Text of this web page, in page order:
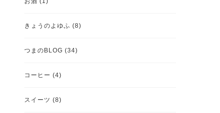
きょうのよゆふ (8)
つまのBLOG (34)
コーヒー (4)
スイーツ (8)